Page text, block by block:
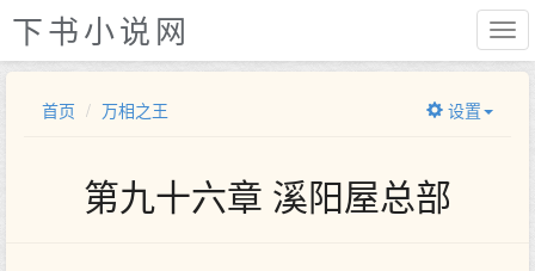
下书小说网
首页 万相之王 设置
第九十六章 溪阳屋总部